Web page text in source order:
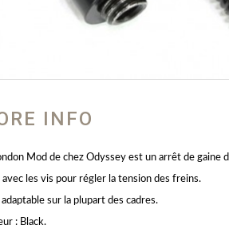
INFO
Mod de chez Odyssey est un arrêt de
avec les vis pour régler la tension des freins.
adaptable sur la plupart des cadres.
: Black.